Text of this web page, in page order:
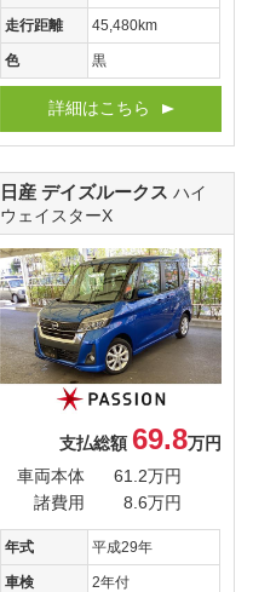
走行距離 45,480km
色 黒
詳細はこちら
日産 デイズルークスハイ
ウェイスターX
支払総額 69.8万円
車両本体
61.2万円
諸費用
8.6万円
年式 平成29年
車検 2年付